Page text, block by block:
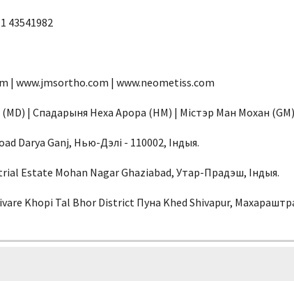
43541982
| www.jmsortho.com | www.neometiss.com
| Спадарыня Неха Арора (HM) | Містэр Ман Мохан (GM)
Darya Ganj, Нью-Дэлі - 110002, Індыя.
Estate Mohan Nagar Ghaziabad, Утар-Прадэш, Індыя.
Khopi Tal Bhor District Пуна Khed Shivapur,